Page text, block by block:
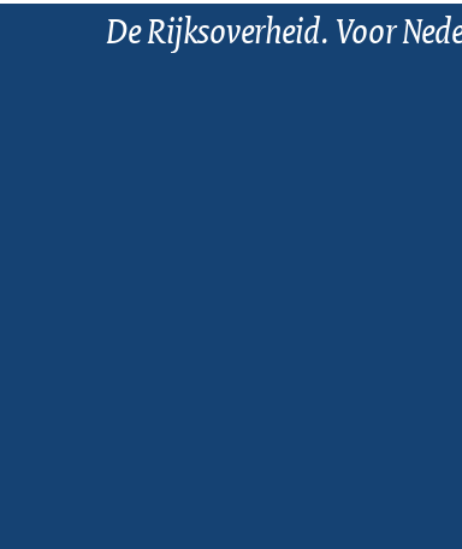
De Rijksoverheid. Voor